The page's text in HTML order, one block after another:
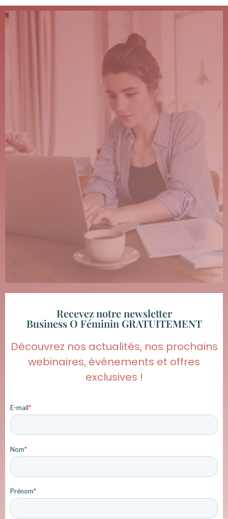
Recevez notre newsletter
Business O Féminin GRATUITEMENT
Découvrez nos actualités, nos prochains
webinaires, événements et offres
exclusives !